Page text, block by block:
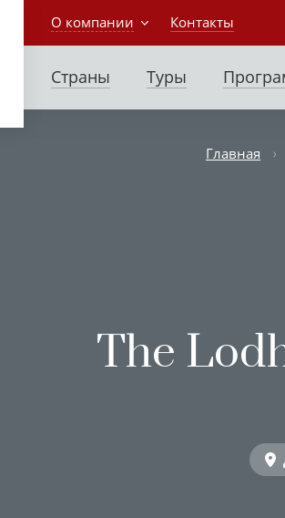
О компании Контакты
Страны Туры
Главная
The